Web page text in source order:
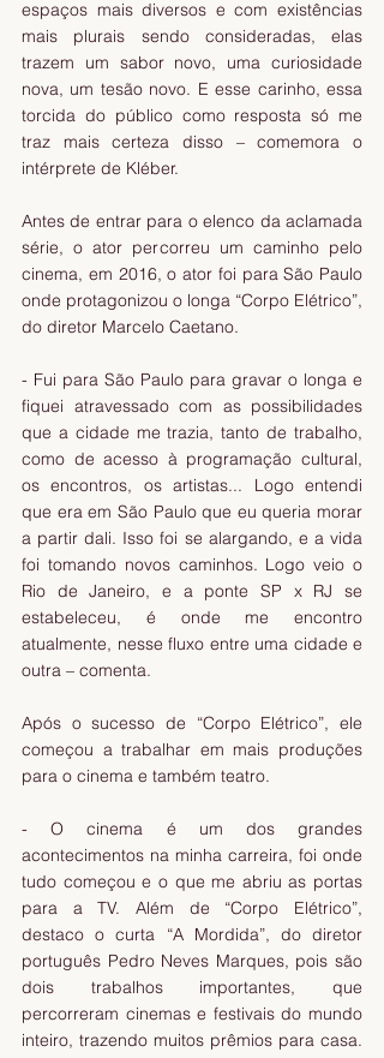
espaços mais diversos e com existências
mais plurais sendo consideradas, elas
trazem um sabor novo, uma curiosidade
nova, um tesão novo. E esse carinho, essa
torcida do público como resposta só me
traz mais certeza disso – comemora o
intérprete de Kléber.
Antes de entrar para o elenco da aclamada
série, o ator percorreu um caminho pelo
cinema, em 2016, o ator foi para São Paulo
onde protagonizou o longa “Corpo Elétrico”,
do diretor Marcelo Caetano.
- Fui para São Paulo para gravar o longa e
fiquei atravessado com as possibilidades
que a cidade me trazia, tanto de trabalho,
como de acesso à programação cultural,
os encontros, os artistas... Logo entendi
que era em São Paulo que eu queria morar
a partir dali. Isso foi se alargando, e a vida
foi tomando novos caminhos. Logo veio o
Rio de Janeiro, e a ponte SP x RJ se
estabeleceu, é onde me encontro
atualmente, nesse fluxo entre uma cidade e
outra – comenta.
Após o sucesso de “Corpo Elétrico”, ele
começou a trabalhar em mais produções
para o cinema e também teatro.
- O cinema é um dos grandes
acontecimentos na minha carreira, foi onde
tudo começou e o que me abriu as portas
para a TV. Além de “Corpo Elétrico”,
destaco o curta “A Mordida”, do diretor
português Pedro Neves Marques, pois são
dois trabalhos importantes, que
percorreram cinemas e festivais do mundo
inteiro, trazendo muitos prêmios para casa.